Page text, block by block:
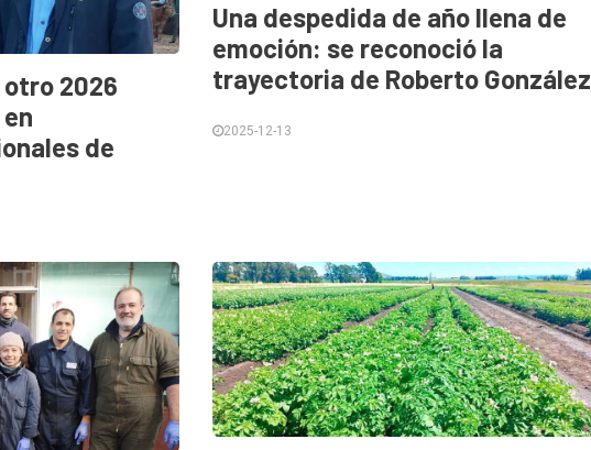
2026
de
Una despedida de año llena de
emoción: se reconoció la
trayectoria de Roberto González
2025-12-13